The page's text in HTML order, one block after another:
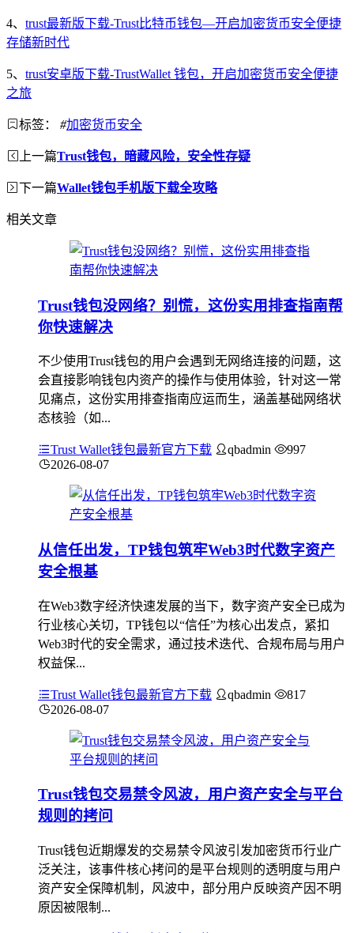
4、 trust最新版下载-Trust比特币钱包—开启加密货币安全便捷
存储新时代
5、 trust安卓版下载-TrustWallet 钱包，开启加密货币安全便捷
之旅
标签： #加密货币安全
上一篇Trust钱包，暗藏风险，安全性存疑
下一篇Wallet钱包手机版下载全攻略
相关文章
Trust钱包没网络？别慌，这份实用排查指南帮
你快速解决
不少使用Trust钱包的用户会遇到无网络连接的问题，这
会直接影响钱包内资产的操作与使用体验，针对这一常
见痛点，这份实用排查指南应运而生，涵盖基础网络状
态核验（如...
Trust Wallet钱包最新官方下载 qbadmin
997
2026-08-07
从信任出发，TP钱包筑牢Web3时代数字资产
安全根基
在Web3数字经济快速发展的当下，数字资产安全已成为
行业核心关切，TP钱包以“信任”为核心出发点，紧扣
Web3时代的安全需求，通过技术迭代、合规布局与用户
权益保...
Trust Wallet钱包最新官方下载 qbadmin
817
2026-08-07
Trust钱包交易禁令风波，用户资产安全与平台
规则的拷问
Trust钱包近期爆发的交易禁令风波引发加密货币行业广
泛关注，该事件核心拷问的是平台规则的透明度与用户
资产安全保障机制，风波中，部分用户反映资产因不明
原因被限制...